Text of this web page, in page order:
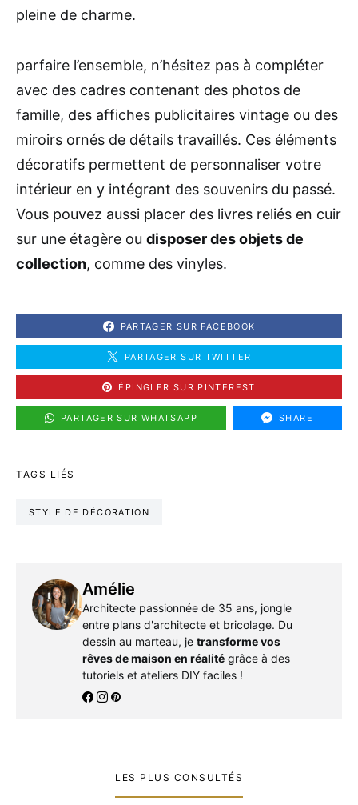
pleine de charme.
parfaire l’ensemble, n’hésitez pas à compléter
avec des cadres contenant des photos de
famille, des affiches publicitaires vintage ou des
miroirs ornés de détails travaillés. Ces éléments
décoratifs permettent de personnaliser votre
intérieur en y intégrant des souvenirs du passé.
Vous pouvez aussi placer des livres reliés en cuir
sur une étagère ou disposer des objets de
collection, comme des vinyles.
PARTAGER SUR FACEBOOK
PARTAGER SUR TWITTER
ÉPINGLER SUR PINTEREST
PARTAGER SUR WHATSAPP SHARE
TAGS LIÉS
STYLE DE DÉCORATION
Amélie
Architecte passionnée de 35 ans, jongle
entre plans d'architecte et bricolage. Du
dessin au marteau, je transforme vos
rêves de maison en réalitégrâce à des
tutoriels et ateliers DIY faciles !
LES PLUS CONSULTÉS